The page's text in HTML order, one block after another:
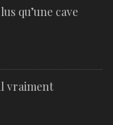
qu’une cave
vraiment